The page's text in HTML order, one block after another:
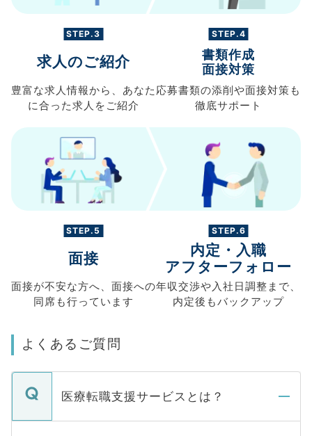
STEP.3
求人のご紹介
豊富な求人情報から、 あなた
に合った求人を ご紹介
STEP.4
書類作成
面接対策
応募書類の添削や面接対策も
徹底サポート
STEP.5
面接
面接が不安な方へ、 面接への
同席も行っています
STEP.6
内定・入職
アフターフォロー
年収交渉や入社日調整まで、
内定後もバックアップ
よくあるご質問
医療転職支援サービスとは？